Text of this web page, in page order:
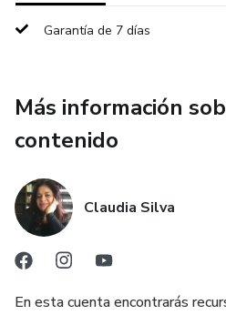
con un propósito eterno. En este
Garantía de 7 días
Más información
contenido
Claudia Silva
En esta cuenta encontrarás